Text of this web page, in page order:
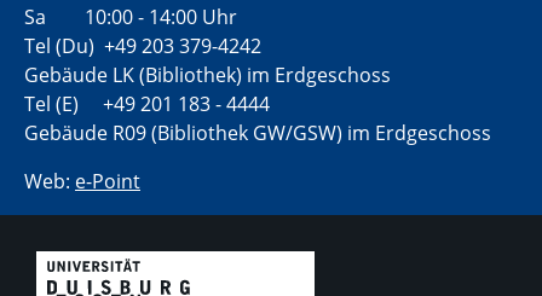
Sa 10:00 - 14:00 Uhr
Tel (Du) +49 203 379-4242
Gebäude LK (Bibliothek) im Erdgeschoss
Tel (E) +49 201 183 - 4444
Gebäude R09 (Bibliothek GW/GSW) im Erdgeschoss
Web: e-Point